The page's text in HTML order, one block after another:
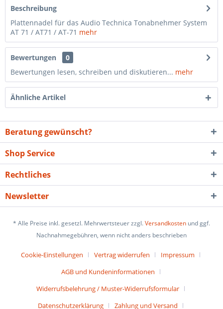
Beschreibung
Plattennadel für das Audio Technica Tonabnehmer System
AT 71 / AT71 / AT-71 mehr
Bewertungen
0
Bewertungen lesen, schreiben und diskutieren... mehr
Ähnliche Artikel
Beratung gewünscht?
Shop Service
Rechtliches
Newsletter
* Alle Preise inkl. gesetzl. Mehrwertsteuer zzgl.Versandkosten und ggf.
Nachnahmegebühren, wenn nicht anders beschrieben
Cookie-Einstellungen Vertrag widerrufen
Impressum
AGB und Kundeninformationen
Widerrufsbelehrung / Muster-Widerrufsformular
Datenschutzerklärung
Zahlung und Versand